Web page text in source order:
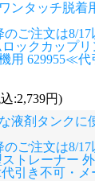
ンタッチ脱着
のご注文は8/
ロックカップ
用 629955≪
:2,739円)
液剤タンクに
のご注文は8/
ストレーナー
引き不可・